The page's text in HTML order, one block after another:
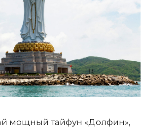
мощный тайфун «Долфин»,